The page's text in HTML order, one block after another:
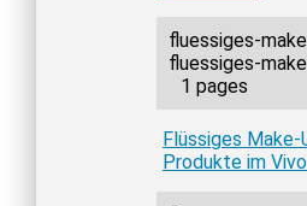
fluessiges-
fluessiges-
1 pages
Flüssiges
Produkte im